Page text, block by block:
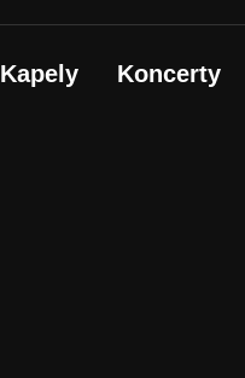
Kapely Koncerty